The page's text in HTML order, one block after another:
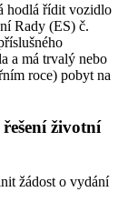
hodlá řídit vozidlo
Rady (ES) č.
a má trvalý nebo
roce) pobyt na
životní
žádost o vydání